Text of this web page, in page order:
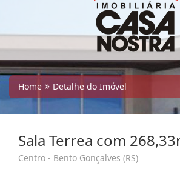
Home Detalhe do Imóvel
Sala Terrea com
Centro - Bento Gonçalves (RS)